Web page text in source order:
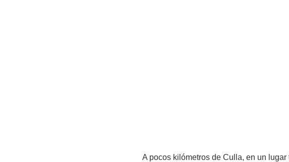
A pocos kilómetros de Culla, en un